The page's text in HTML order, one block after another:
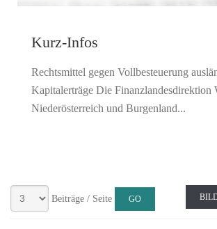
Kurz-Infos
Rechtsmittel gegen Vollbesteuerung
Kapitalerträge Die Finanzlandesdirektion
Niederösterreich und Burgenland...
Beiträge / Seite